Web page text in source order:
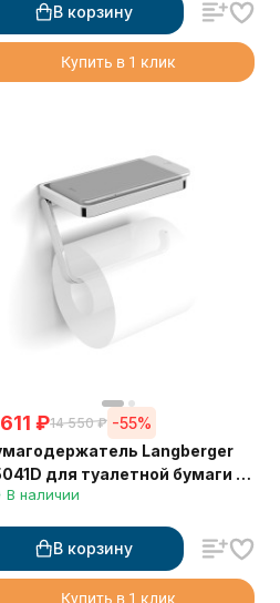
В корзину
Купить в 1 клик
₽14 550 ₽ -55%
Langberger
для туалетной бумаги с
полкой хром
В наличии
В корзину
Купить в 1 клик